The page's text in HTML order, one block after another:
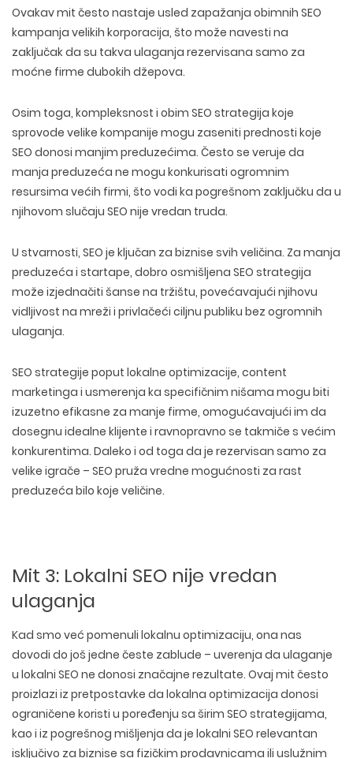
Ovakav mit često nastaje usled zapažanja obimnih SEO
kampanja velikih korporacija, što može navesti na
zaključak da su takva ulaganja rezervisana samo za
moćne firme dubokih džepova.
Osim toga, kompleksnost i obim SEO strategija koje
sprovode velike kompanije mogu zaseniti prednosti koje
SEO donosi manjim preduzećima. Često se veruje da
manja preduzeća ne mogu konkurisati ogromnim
resursima većih firmi, što vodi ka pogrešnom zaključku da u
njihovom slučaju SEO nije vredan truda.
U stvarnosti, SEO je ključan za biznise svih veličina. Za manja
preduzeća i startape, dobro osmišljena SEO strategija
može izjednačiti šanse na tržištu, povećavajući njihovu
vidljivost na mreži i privlačeći ciljnu publiku bez ogromnih
ulaganja.
SEO strategije poput lokalne optimizacije, content
marketinga i usmerenja ka specifičnim nišama mogu biti
izuzetno efikasne za manje firme, omogućavajući im da
dosegnu idealne klijente i ravnopravno se takmiče s većim
konkurentima. Daleko i od toga da je rezervisan samo za
velike igrače – SEO pruža vredne mogućnosti za rast
preduzeća bilo koje veličine.
Mit 3: Lokalni SEO nije vredan
ulaganja
Kad smo već pomenuli lokalnu optimizaciju, ona nas
dovodi do još jedne česte zablude – uverenja da ulaganje
u lokalni SEO ne donosi značajne rezultate. Ovaj mit često
proizlazi iz pretpostavke da lokalna optimizacija donosi
ograničene koristi u poređenju sa širim SEO strategijama,
kao i iz pogrešnog mišljenja da je lokalni SEO relevantan
isključivo za biznise sa fizičkim prodavnicama ili uslužnim